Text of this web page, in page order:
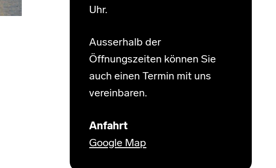
Uhr.
Ausserhalb der
Öffnungszeiten können Sie
auch einen Termin mit uns
vereinbaren.
Anfahrt
Google Map